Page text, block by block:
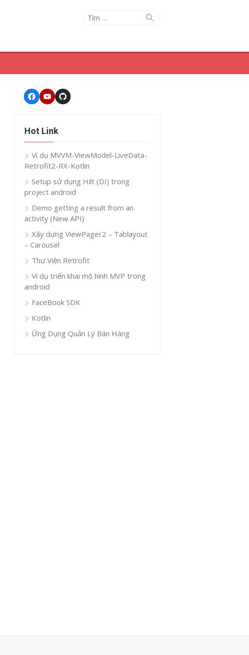
Tìm
cho:
Tìm
Facebook
YoutubeGitHub
Hot Link
Ví dụ MVVM-ViewModel-LiveData-
Retrofit2-RX-Kotlin
Setup sử dụng Hilt (DI) trong
project android
Demo getting a result from an
activity (New API)
Xây dựng ViewPager2 – Tablayout
– Carousel
Thư Viện Retrofit
Ví dụ triển khai mô hình MVP trong
android
FaceBook SDK
Kotlin
Ứng Dụng Quản Lý Bán Hàng